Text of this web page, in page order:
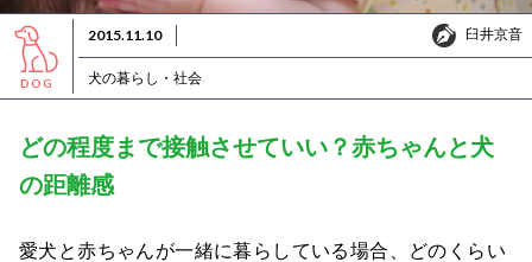
DOG
2015.11.10 臼井京音
臼井京音
犬の暮らし・社会
どの程度まで接触させていい？赤ちゃんと犬
の距離感
愛犬と赤ちゃんが一緒に暮らしている場合、どのくらい